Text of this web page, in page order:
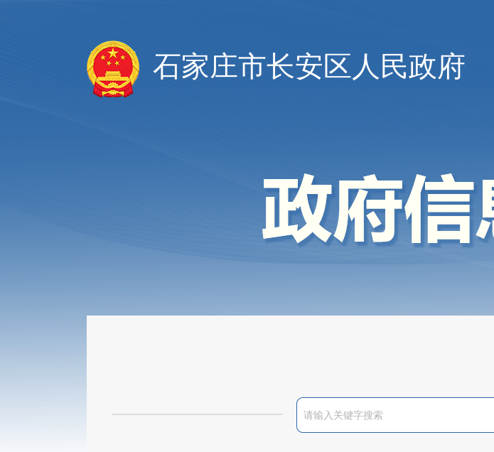
石家庄市长安区人民政府